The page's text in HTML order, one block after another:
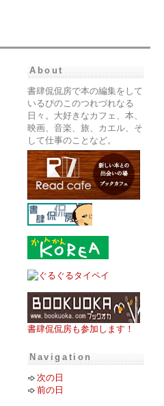
About
書肆侃侃房で本の編集をして
いるぴのこのつれづれなる
日々。大好きなカフェ、本、
映画、音楽、旅、カエル、そ
して仕事のことなど。
書肆侃侃房も参加します！
Navigation
次の日
前の日